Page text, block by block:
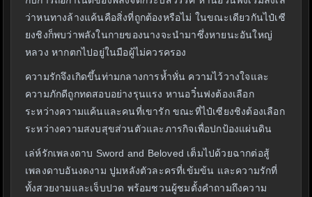
ว่าหนทางล้างแค้นคือสิ่งที่ถูกต้องหรือไม่ ในขณะเดียวกันไป๋เซี
ยงชิงก็พบว่าพลังในกายของนางจะนำมาซึ่งหายนะอันใหญ่
หลวง หากตกไปอยู่ในมือผู้ไม่ควรครอง
ความรักจึงเกิดขึ้นท่ามกลางการห้ำหั่น ความไว้วางใจและ
ความภักดีถูกทดสอบอย่างรุนแรง หานอวิ๋นฟงต้องเลือก
ระหว่างความแค้นและคนที่เขารัก ขณะที่ไป๋เซียงชิงต้องเลือก
ระหว่างความสงบสุขส่วนตัวและภารกิจเพื่อปกป้องแผ่นดิน
เล่ห์รักเพลงดาบ Sword and Beloved เต็มไปด้วยฉากต่อสู้
เพลงดาบอันงดงาม ปูมหลังตัวละครที่เข้มข้น และความรักที่
ทั้งสวยงามและเจ็บปวด พร้อมชวนผู้ชมตั้งคำถามถึงความ